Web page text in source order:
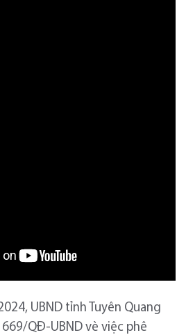
UBND tỉnh Tuyên Quang
QĐ-UBND vè việc phê